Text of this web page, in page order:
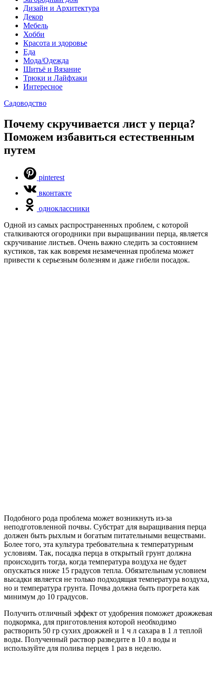
Дизайн и Архитектура
Декор
Мебель
Хобби
Красота и здоровье
Еда
Мода/Одежда
Шитьё и Вязание
Трюки и Лайфхаки
Интересное
Садоводство
Почему скручивается лист у перца?
Поможем избавиться естественным
путем
pinterest
вконтакте
одноклассники
Одной из самых распространенных проблем, с которой
сталкиваются огородники при выращивании перца, является
скручивание листьев. Очень важно следить за состоянием
кустиков, так как вовремя незамеченная проблема может
привести к серьезным болезням и даже гибели посадок.
Подобного рода проблема может возникнуть из-за
неподготовленной почвы. Субстрат для выращивания перца
должен быть рыхлым и богатым питательными веществами.
Более того, эта культура требовательна к температурным
условиям. Так, посадка перца в открытый грунт должна
происходить тогда, когда температура воздуха не будет
опускаться ниже 15 градусов тепла. Обязательным условием
высадки является не только подходящая температура воздуха,
но и температура грунта. Почва должна быть прогрета как
минимум до 10 градусов.
Получить отличный эффект от удобрения поможет дрожжевая
подкормка, для приготовления которой необходимо
растворить 50 гр сухих дрожжей и 1 ч л сахара в 1 л теплой
воды. Полученный раствор разведите в 10 л воды и
используйте для полива перцев 1 раз в неделю.